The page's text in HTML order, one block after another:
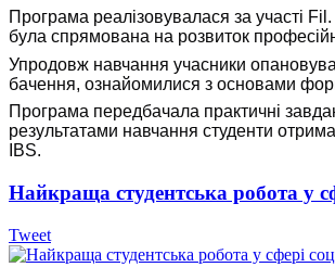
Програма реалізовувалася за участі
була спрямована на розвиток
Упродовж навчання учасники
бачення, ознайомилися з основами
Програма передбачала практичні
результатами навчання студенти
IBS.
Найкраща студентська робота у
Tweet